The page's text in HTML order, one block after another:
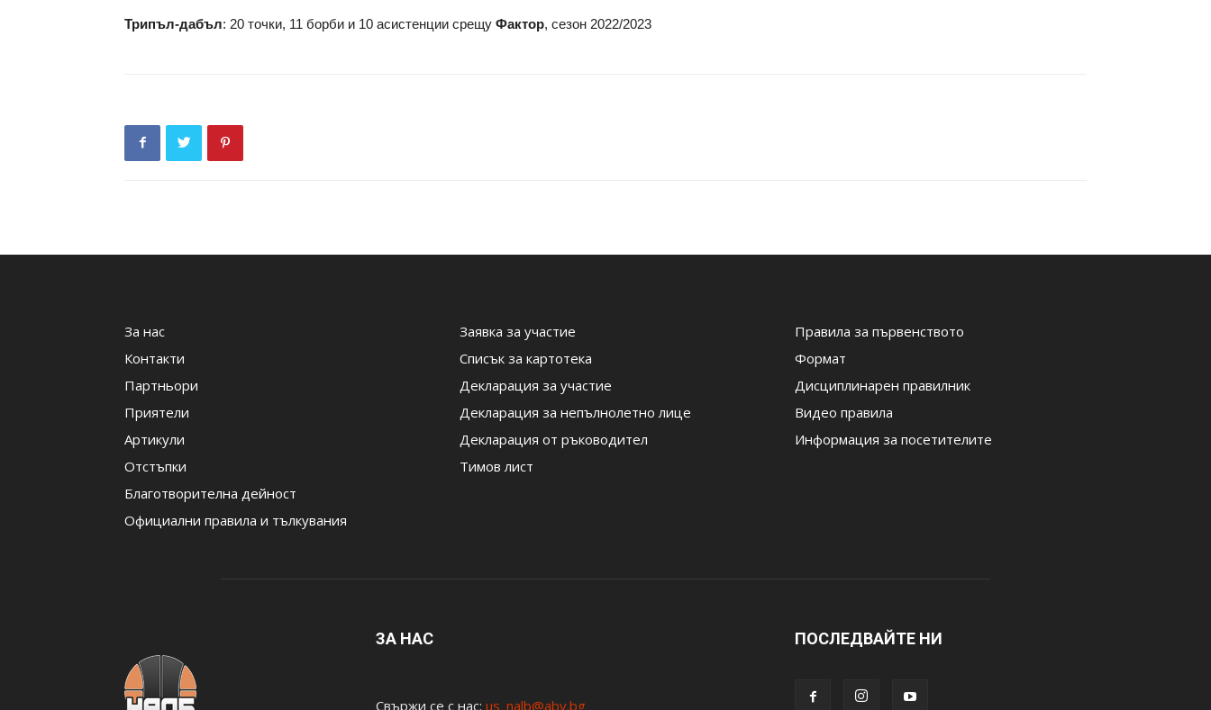
Трипъл-дабъл: 20 точки, 11 борби и 10 асистенции срещу Фактор, сезон 2022/2023
За нас
Контакти
Партньори
Приятели
Артикули
Отстъпки
Благотворителна дейност
Официални правила и тълкувания
Заявка за участие
Списък за картотека
Декларация за участие
Декларация за непълнолетно лице
Декларация от ръководител
Тимов лист
Правила за първенството
Формат
Дисциплинарен правилник
Видео правила
Информация за посетителите
ЗА НАС
Свържи се с нас: us_nalb@abv.bg
ПОСЛЕДВАЙТЕ НИ